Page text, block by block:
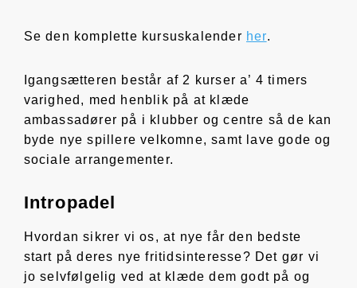
Se den komplette kursuskalender her.
Igangsætteren består af 2 kurser a’ 4 timers
varighed, med henblik på at klæde
ambassadører på i klubber og centre så de kan
byde nye spillere velkomne, samt lave gode og
sociale arrangementer.
Intropadel
Hvordan sikrer vi os, at nye får den bedste
start på deres nye fritidsinteresse? Det gør vi
jo selvfølgelig ved at klæde dem godt på og